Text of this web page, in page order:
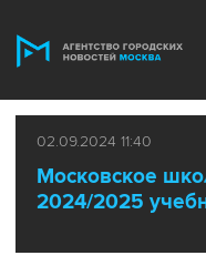
02.09.2024 11:40
Московское
2024/2025